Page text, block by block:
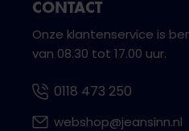
CONTACT
Onze klantenservice is
van 08.30 tot 17.00 uur.
0118 473 250
webshop@jeansinn.nl